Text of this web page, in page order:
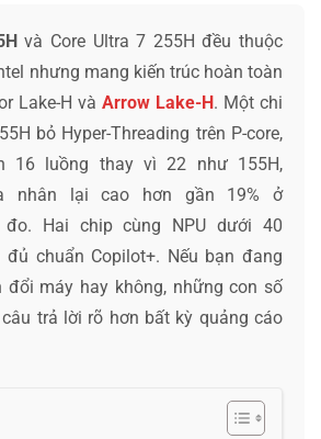
và Core Ultra 7 255H đều thuộc
nhưng mang kiến trúc hoàn toàn
Lake-H và Arrow Lake-H. Một chi
bỏ Hyper-Threading trên P-core,
16 luồng thay vì 22 như 155H,
nhân lại cao hơn gần 19% ở
đo. Hai chip cùng NPU dưới 40
đủ chuẩn Copilot+. Nếu bạn đang
đổi máy hay không, những con số
trả lời rõ hơn bất kỳ quảng cáo